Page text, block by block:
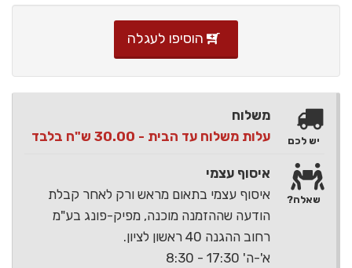
הוסיפו לעגלה
משלוח
עלות משלוח עד הבית - 30.00 ש"ח בלבד
איסוף עצמי
איסוף עצמי בתאום מראש ורק לאחר קבלת
הודעה שההזמנה מוכנה, מפיק-פונג בע"מ
רחוב ההגנה 40 ראשון לציון.
א'-ה' 17:30 - 8:30
יש לכם
שאלה?